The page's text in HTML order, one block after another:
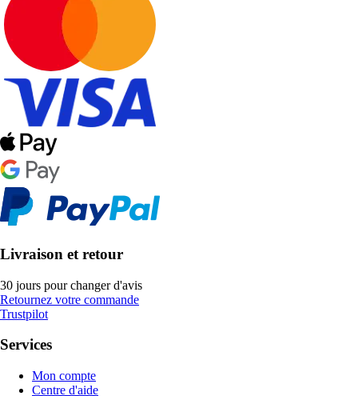
Livraison et retour
30 jours pour changer d'avis
Retournez votre commande
Trustpilot
Services
Mon compte
Centre d'aide